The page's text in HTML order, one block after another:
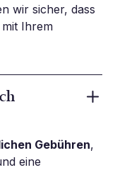
wir sicher, dass
Ihrem
Gebühren,
eine